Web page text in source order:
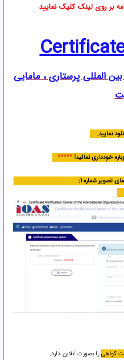
لینک کلیک نمایید
المللی پرستاری ، مامایی
نمایید.
خودداری نمائید! *****
راهنمای تصویر شماره 1:
گواهیرا بصورت آنلاین دارد.